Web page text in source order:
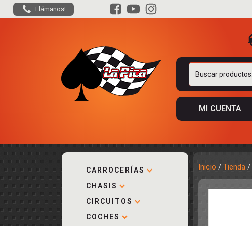
Llámanos!
Buscar
MI CUENTA
CARROCERÍAS
CHASIS
CIRCUITOS
COCHES
Inicio / Tienda /